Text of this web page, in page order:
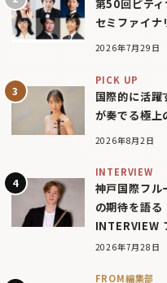
第50回ピティ
セミファイ
2026年7月29日
PICK UP
国際的に活
が奏でる極上
2026年8月2日
INTERVIEW
神戸国際フル
の期待を語る
INTERVIEW
2026年7月28日
FROM編集部